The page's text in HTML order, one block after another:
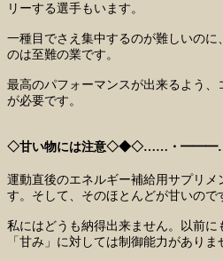
リーする選手もいます。
一種目でさえ集中するのが難しいのに
のは至難の業です。
最高のパフォーマンスが出来るよう、
が必要です。
◇甘い物には注意◇◆◇……・
運動直後のエネルギー補給用サプリメ
す。そして、そのほとんどが甘いので
私にはどうも納得出来ません。以前に
「甘み」に対しては制御能力がありま